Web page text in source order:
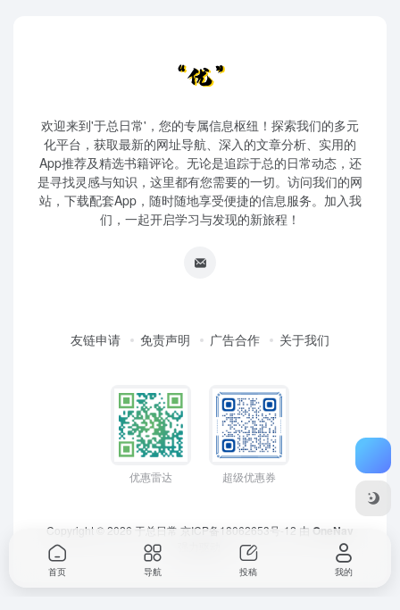
欢迎来到'于总日常'，您的专属信息枢纽！探索我们的多元
化平台，获取最新的网址导航、深入的文章分析、实用的
App推荐及精选书籍评论。无论是追踪于总的日常动态，还
是寻找灵感与知识，这里都有您需要的一切。访问我们的网
站，下载配套App，随时随地享受便捷的信息服务。加入我
们，一起开启学习与发现的新旅程！
友链申请 免责声明 广告合作 关于我们
优惠雷达 超级优惠券
Copyright © 2026 于总日常 京ICP备18062653号-12 由 OneNav
首页 导航 投稿 我的